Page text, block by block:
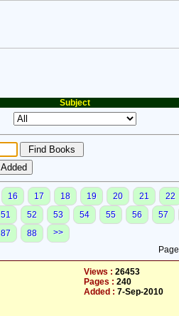
Subject
16 17 18 19 20 21 22
51 52 53 54 55 56 57
87 88
>>
Page
Views : 26453
Pages : 240
Added : 7-Sep-2010